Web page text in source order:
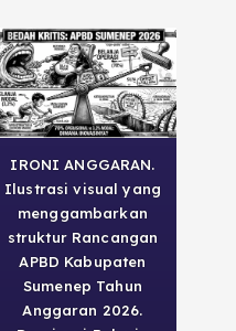
IRONI ANGGARAN.
Ilustrasi visual yang
menggambarkan
struktur Rancangan
APBD Kabupaten
Sumenep Tahun
Anggaran 2026.